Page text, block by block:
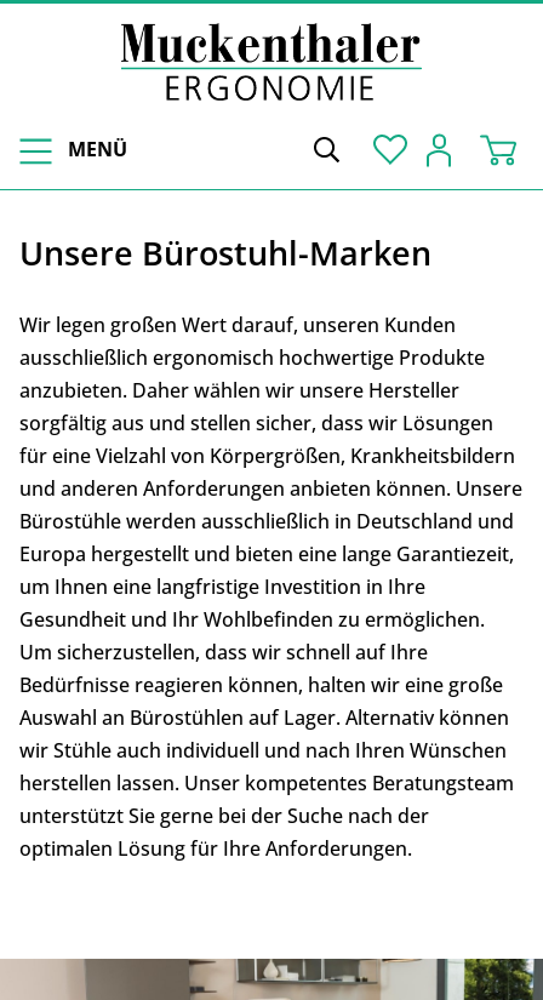
MENÜ
Unsere Bürostuhl-Marken
Wir legen großen Wert darauf, unseren Kunden
ausschließlich ergonomisch hochwertige Produkte
anzubieten. Daher wählen wir unsere Hersteller
sorgfältig aus und stellen sicher, dass wir Lösungen
für eine Vielzahl von Körpergrößen, Krankheitsbildern
und anderen Anforderungen anbieten können. Unsere
Bürostühle werden ausschließlich in Deutschland und
Europa hergestellt und bieten eine lange Garantiezeit,
um Ihnen eine langfristige Investition in Ihre
Gesundheit und Ihr Wohlbefinden zu ermöglichen.
Um sicherzustellen, dass wir schnell auf Ihre
Bedürfnisse reagieren können, halten wir eine große
Auswahl an Bürostühlen auf Lager. Alternativ können
wir Stühle auch individuell und nach Ihren Wünschen
herstellen lassen. Unser kompetentes Beratungsteam
unterstützt Sie gerne bei der Suche nach der
optimalen Lösung für Ihre Anforderungen.